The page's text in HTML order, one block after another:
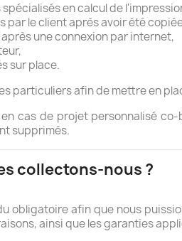
en calcul de
par le client après avoir été
une connexion par internet,
sur place.
particuliers afin de mettre en
cas de projet personnalisé
supprimés.
collectons-nous ?
obligatoire afin que nous
ainsi que les garanties